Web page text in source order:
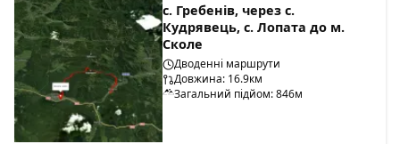
с. Гребенів, через с.
Кудрявець, с. Лопата до м.
Сколе
Дводенні маршрути
Довжина: 16.9км
Загальний підйом: 846м